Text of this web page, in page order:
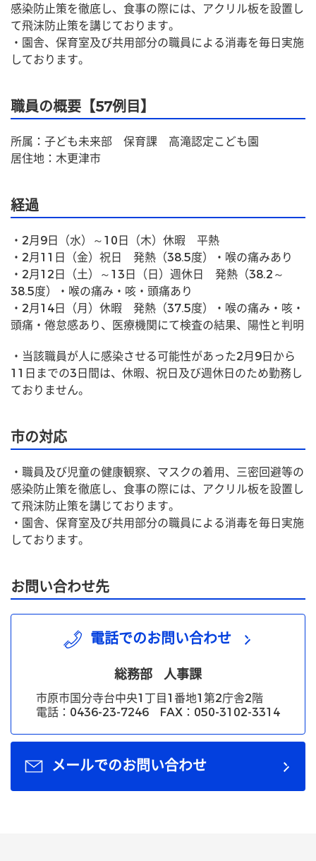
感染防止策を徹底し、食事の際には、アクリル板を設置し
て飛沫防止策を講じております。
・園舎、保育室及び共用部分の職員による消毒を毎日実施
しております。
職員の概要【57例目】
所属：子ども未来部　保育課　高滝認定こども園
居住地：木更津市
経過
・2月9日（水）～10日（木）休暇　平熱
・2月11日（金）祝日　発熱（38.5度）・喉の痛みあり
・2月12日（土）～13日（日）週休日　発熱（38.2～
38.5度）・喉の痛み・咳・頭痛あり
・2月14日（月）休暇　発熱（37.5度）・喉の痛み・咳・
頭痛・倦怠感あり、医療機関にて検査の結果、陽性と判明
・当該職員が人に感染させる可能性があった2月9日から
11日までの3日間は、休暇、祝日及び週休日のため勤務し
ておりません。
市の対応
・職員及び児童の健康観察、マスクの着用、三密回避等の
感染防止策を徹底し、食事の際には、アクリル板を設置し
て飛沫防止策を講じております。
・園舎、保育室及び共用部分の職員による消毒を毎日実施
しております。
お問い合わせ先
電話でのお問い合わせ
総務部 人事課
市原市国分寺台中央1丁目1番地1第2庁舎2階
電話：0436-23-7246 FAX：050-3102-3314
メールでのお問い合わせ